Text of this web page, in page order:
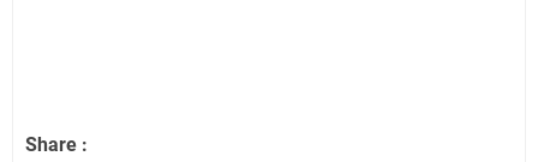
Share :